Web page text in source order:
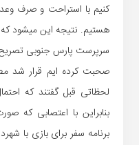
هستیم. نتیجه این میشود که
سرپرست پارس جنوبی تصریح
صحبت کرده ایم قرار شد
بنابراین با اعتصابی که
برنامه سفر برای بازی با